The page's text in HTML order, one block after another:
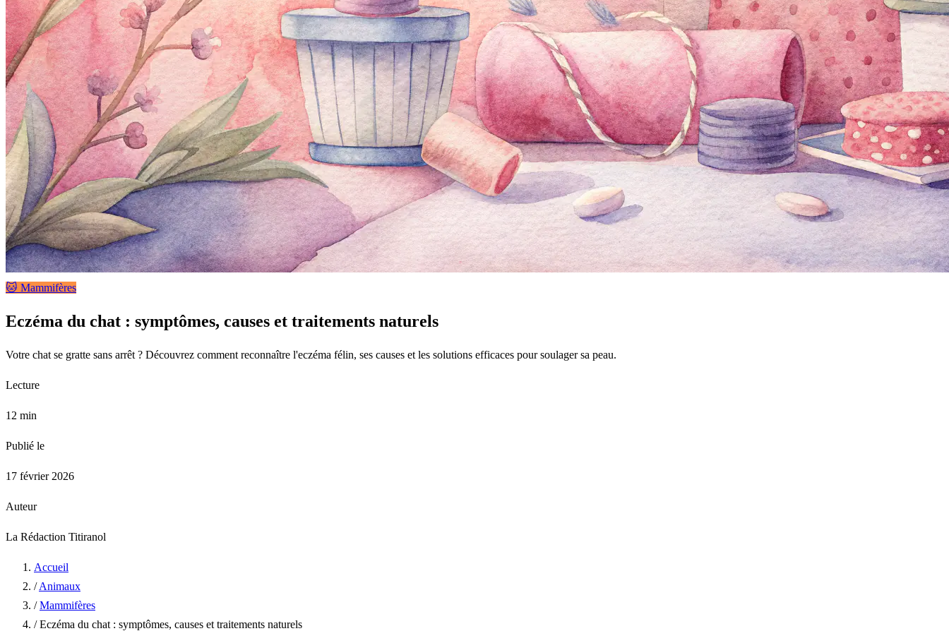
🐱 Mammifères
Eczéma du chat : symptômes, causes et traitements naturels
Votre chat se gratte sans arrêt ? Découvrez comment reconnaître l'eczéma félin, ses causes et les solutions efficaces pour soulager sa peau.
Lecture
12 min
Publié le
17 février 2026
Auteur
La Rédaction Titiranol
Accueil
/ Animaux
/ Mammifères
/ Eczéma du chat : symptômes, causes et traitements naturels